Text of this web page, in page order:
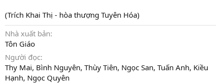
(Trích Khai Thị - hòa thượng Tuyên Hóa)
Nhà xuất bản
Tôn Giáo
Người đọc
Thy Mai, Bình Nguyên, Thùy Tiên, Ngọc San, Tuấn Anh, Kiều
Hạnh, Ngọc Quyên